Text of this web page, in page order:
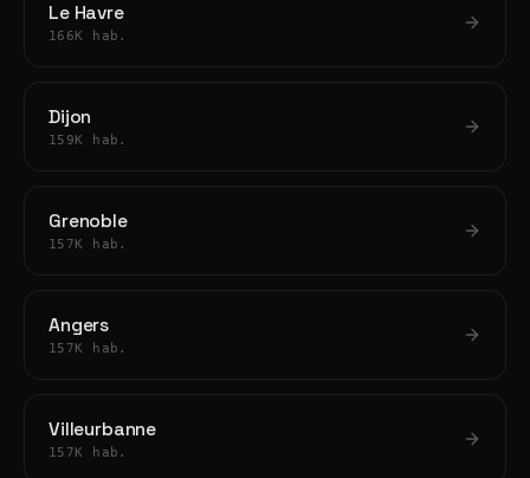
Le Havre
166K hab.
Dijon
159K hab.
Grenoble
157K hab.
Angers
157K hab.
Villeurbanne
157K hab.